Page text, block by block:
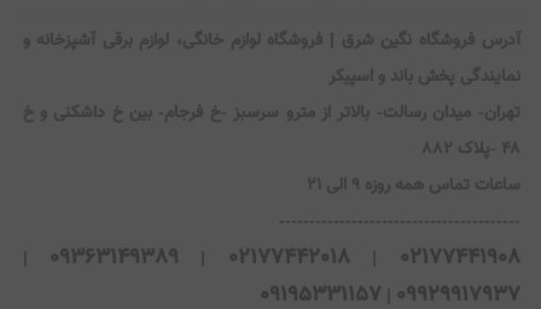
آدرس فروشگاه نگین شرق | فروشگاه لوازم خانگی، لوازم برقی آشپزخانه و
نمایندگی پخش باند و اسپیکر
تهران- میدان رسالت- بالاتر از مترو سرسبز -خ فرجام- بین خ داشکنی و خ
۴۸ -پلاک ۸۸۲
ساعات تماس همه روزه 9 الی 21
----------------------------------------
02177441908
|
02177442018
|
09363149389
|
09929917937
|
09195331157